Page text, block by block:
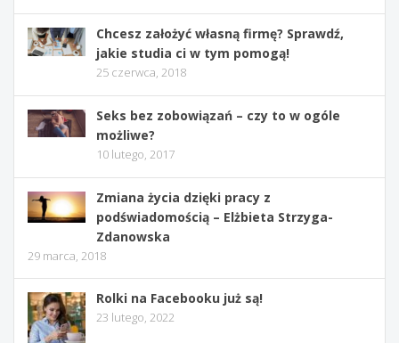
Chcesz założyć własną firmę? Sprawdź,
jakie studia ci w tym pomogą!
25 czerwca, 2018
Seks bez zobowiązań – czy to w ogóle
możliwe?
10 lutego, 2017
Zmiana życia dzięki pracy z
podświadomością – Elżbieta Strzyga-
Zdanowska
29 marca, 2018
Rolki na Facebooku już są!
23 lutego, 2022